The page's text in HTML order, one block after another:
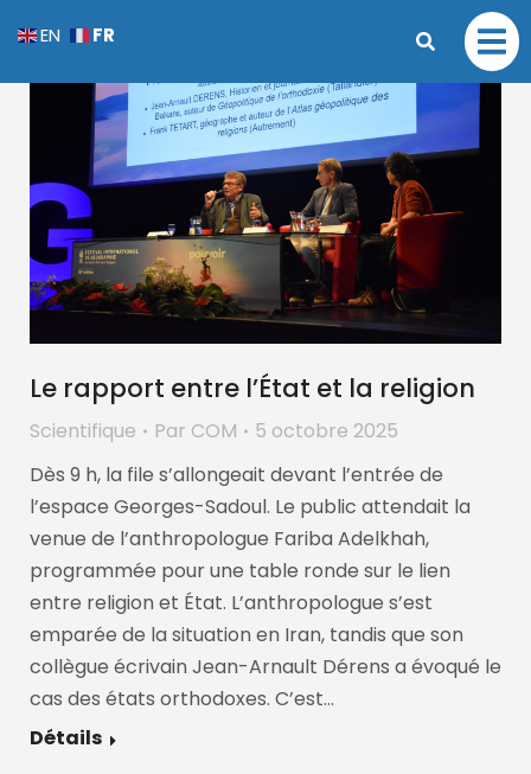
Le rapport entre l’État et la religion
Scientifique Par COM
5 octobre 2025
Dès 9 h, la file s’allongeait devant l’entrée de
l’espace Georges-Sadoul. Le public attendait la
venue de l’anthropologue Fariba Adelkhah,
programmée pour une table ronde sur le lien
entre religion et État. L’anthropologue s’est
emparée de la situation en Iran, tandis que son
collègue écrivain Jean-Arnault Dérens a évoqué le
cas des états orthodoxes. C’est…
Détails
EN FR